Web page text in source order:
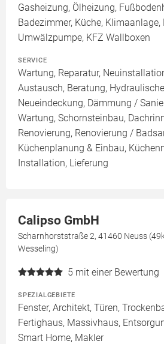
Gasheizung, Ölheizung,
Badezimmer, Küche,
Umwälzpumpe, KFZ Wallboxen
SERVICE
Wartung, Reparatur,
Austausch, Beratung,
Neueindeckung, Dämmung /
Wartung, Schornsteinbau,
Renovierung, Renovierung /
Küchenplanung & Einbau,
Installation, Lieferung
Calipso GmbH
Scharnhorststraße 2, 41460 Neuss
Wesseling)
5 mit einer Bewertung
SPEZIALGEBIETE
Fenster, Architekt, Türen,
Fertighaus, Massivhaus,
Smart Home, Makler